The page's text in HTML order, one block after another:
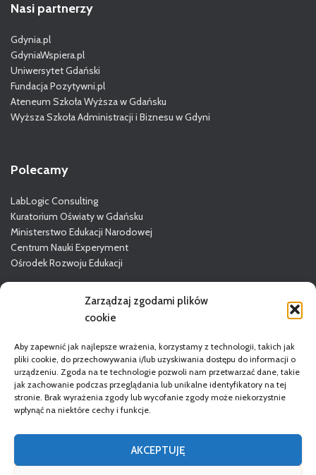
Zarządzaj zgodami plików
cookie
Aby zapewnić jak najlepsze wrażenia, korzystamy z technologii, takich jak
pliki cookie, do przechowywania i/lub uzyskiwania dostępu do informacji o
urządzeniu. Zgoda na te technologie pozwoli nam przetwarzać dane, takie
jak zachowanie podczas przeglądania lub unikalne identyfikatory na tej
stronie. Brak wyrażenia zgody lub wycofanie zgody może niekorzystnie
wpłynąć na niektóre cechy i funkcje.
AKCEPTUJĘ
Nasi partnerzy
Gdynia.pl
GdyniaWspiera.pl
Uniwersytet Gdański
Fundacja Pozytywni.pl
Ateneum Szkoła Wyższa w Gdańsku
Wyższa Szkoła Administracji i Biznesu w Gdyni
Polecamy
LabLogic Consulting
Kuratorium Oświaty w Gdańsku
Ministerstwo Edukacji Narodowej
Centrum Nauki Experyment
Ośrodek Rozwoju Edukacji
Więcej o GODN